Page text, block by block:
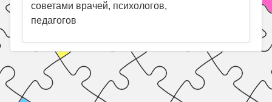
советами врачей, психологов,
педагогов